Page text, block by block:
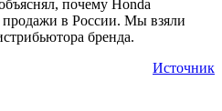
почему Honda
в России. Мы взяли
бренда.
Источник